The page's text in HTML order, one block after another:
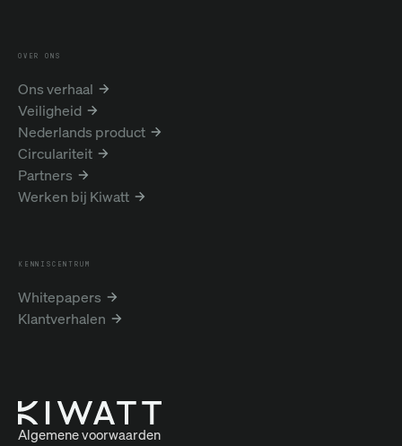
OVER ONS
Ons verhaal
Veiligheid
Nederlands product
Circulariteit
Partners
Werken bij Kiwatt
KENNISCENTRUM
Whitepapers
Klantverhalen
Algemene voorwaarden